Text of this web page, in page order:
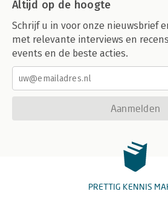
Altijd op de hoogte
Schrijf u in voor onze nieuwsbrief
met relevante interviews en
events en de beste acties.
Aanmelden
PRETTIG KENNIS